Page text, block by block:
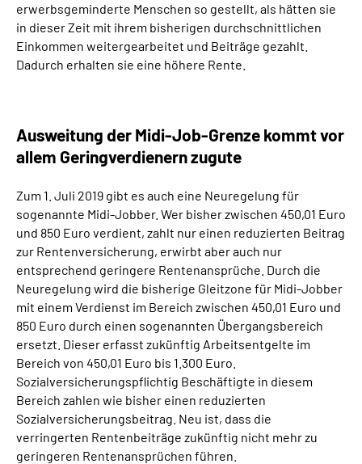
erwerbsgeminderte Menschen so gestellt, als hätten sie
in dieser Zeit mit ihrem bisherigen durchschnittlichen
Einkommen weitergearbeitet und Beiträge gezahlt.
Dadurch erhalten sie eine höhere Rente.
Ausweitung der Midi-Job-Grenze kommt vor
allem Geringverdienern zugute
Zum 1. Juli 2019 gibt es auch eine Neuregelung für
sogenannte Midi-Jobber. Wer bisher zwischen 450,01 Euro
und 850 Euro verdient, zahlt nur einen reduzierten Beitrag
zur Rentenversicherung, erwirbt aber auch nur
entsprechend geringere Rentenansprüche. Durch die
Neuregelung wird die bisherige Gleitzone für Midi-Jobber
mit einem Verdienst im Bereich zwischen 450,01 Euro und
850 Euro durch einen sogenannten Übergangsbereich
ersetzt. Dieser erfasst zukünftig Arbeitsentgelte im
Bereich von 450,01 Euro bis 1.300 Euro.
Sozialversicherungspflichtig Beschäftigte in diesem
Bereich zahlen wie bisher einen reduzierten
Sozialversicherungsbeitrag. Neu ist, dass die
verringerten Rentenbeiträge zukünftig nicht mehr zu
geringeren Rentenansprüchen führen.